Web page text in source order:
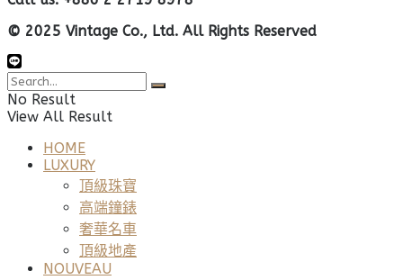
© 2025 Vintage Co., Ltd. All Rights Reserved
No Result
View All Result
HOME
LUXURY
頂級珠寶
高端鐘錶
奢華名車
頂級地產
NOUVEAU